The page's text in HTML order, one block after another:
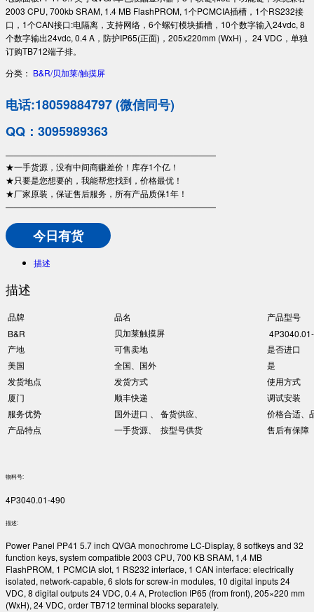
2003 CPU, 700kb SRAM, 1.4 MB FlashPROM, 1个PCMCIA插槽，1个RS232接
口，1个CAN接口:电隔离，支持网络，6个螺钉模块插槽，10个数字输入24vdc, 8
个数字输出24vdc, 0.4 A，防护IP65(正面)，205x220mm (WxH)， 24 VDC，单独
订购TB712端子排。
分类： B&R/贝加莱/触摸屏
电话:18059884797 (微信同号)
QQ：3095989363
—————————————————————————
★一手货源，没有中间商赚差价！库存1个亿！
★只要是您想要的，我能帮您找到，价格最优！
★厂家原装，保证售后服务，所有产品质保1年！
—————————————————————————
今日有货
描述
描述
品牌 品名
产品型号
B&R
贝加莱触摸屏
产地
可售卖地
是否进口
美国
全国、国外
是
发货地点
发货方式
使用方式
厦门
顺丰快递
调试安装
服务优势
国外进口 、 备货供应、
价格合适、
产品特点
一手货源、 按型号供货 售后有保障
物料号:
4P3040.01-490
描述:
Power Panel PP41 5.7 inch QVGA monochrome LC-Display, 8 softkeys and 32
function keys, system compatible 2003 CPU, 700 KB SRAM, 1,4 MB
FlashPROM, 1 PCMCIA slot, 1 RS232 interface, 1 CAN interface: electrically
isolated, network-capable, 6 slots for screw-in modules, 10 digital inputs 24
VDC, 8 digital outputs 24 VDC, 0.4 A, Protection IP65 (from front), 205×220 mm
(WxH), 24 VDC, order TB712 terminal blocks separately.